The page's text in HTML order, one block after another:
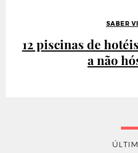
SABER
12 piscinas de
a não